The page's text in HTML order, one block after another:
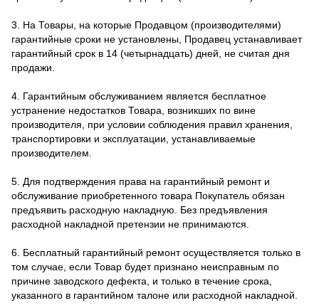
3. На Товары, на которые Продавцом (производителями)
гарантийные сроки не установлены, Продавец устанавливает
гарантийный срок в 14 (четырнадцать) дней, не считая дня
продажи.
4. Гарантийным обслуживанием является бесплатное
устранение недостатков Товара, возникших по вине
производителя, при условии соблюдения правил хранения,
транспортировки и эксплуатации, устанавливаемые
производителем.
5. Для подтверждения права на гарантийный ремонт и
обслуживание приобретенного товара Покупатель обязан
предъявить расходную накладную. Без предъявления
расходной накладной претензии не принимаются.
6. Бесплатный гарантийный ремонт осуществляется только в
том случае, если Товар будет признано неисправным по
причине заводского дефекта, и только в течение срока,
указанного в гарантийном талоне или расходной накладной.